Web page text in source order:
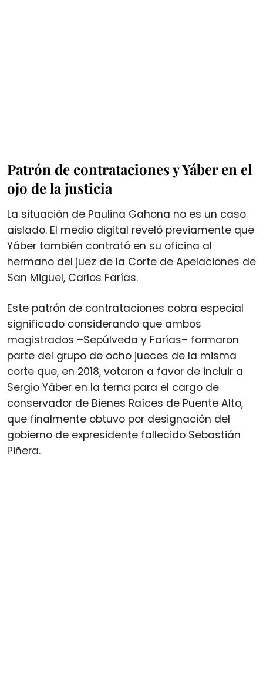
Patrón de contrataciones y Yáber en el
ojo de la justicia
La situación de Paulina Gahona no es un caso
aislado. El medio digital reveló previamente que
Yáber también contrató en su oficina al
hermano del juez de la Corte de Apelaciones de
San Miguel, Carlos Farías.
Este patrón de contrataciones cobra especial
significado considerando que ambos
magistrados –Sepúlveda y Farías– formaron
parte del grupo de ocho jueces de la misma
corte que, en 2018, votaron a favor de incluir a
Sergio Yáber en la terna para el cargo de
conservador de Bienes Raíces de Puente Alto,
que finalmente obtuvo por designación del
gobierno de expresidente fallecido Sebastián
Piñera.